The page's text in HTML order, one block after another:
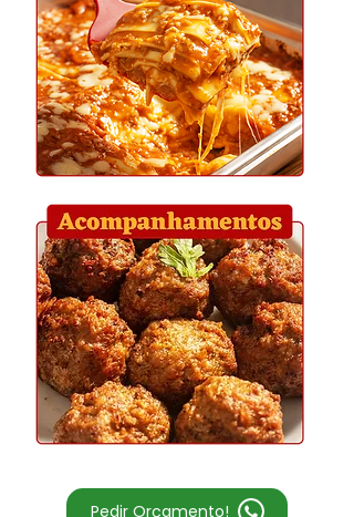
Pedir Orçamento!